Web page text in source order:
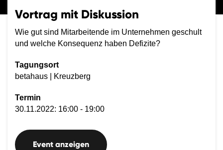
Vortrag mit Diskussion
Wie gut sind Mitarbeitende im Unternehmen geschult
und welche Konsequenz haben Defizite?
Tagungsort
betahaus | Kreuzberg
Termin
30.11.2022: 16:00 - 19:00
Event anzeigen